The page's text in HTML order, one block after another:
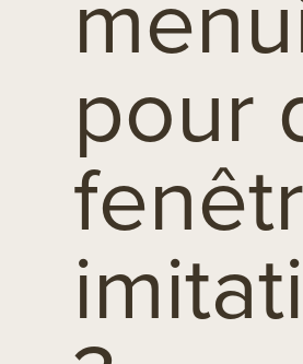
pour